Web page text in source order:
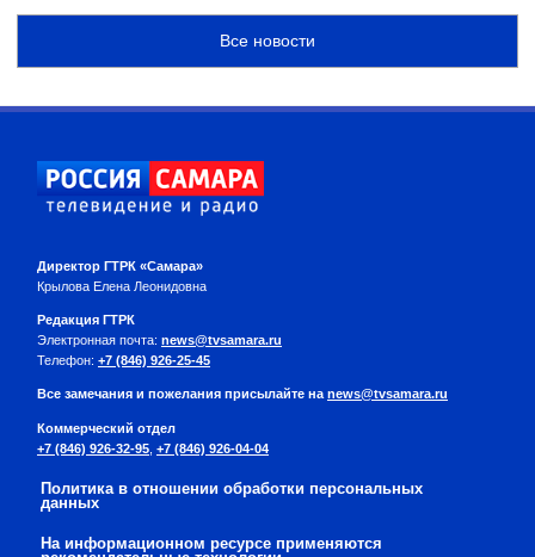
Все новости
Директор ГТРК «Самара»
Крылова Елена Леонидовна
Редакция ГТРК
Электронная почта: news@tvsamara.ru
Телефон: +7 (846) 926-25-45
Все замечания и пожелания присылайте на news@tvsamara.ru
Коммерческий отдел
+7 (846) 926-32-95 +7 (846) 926-04-04
Политика в отношении обработки персональных
данных
На информационном ресурсе применяются